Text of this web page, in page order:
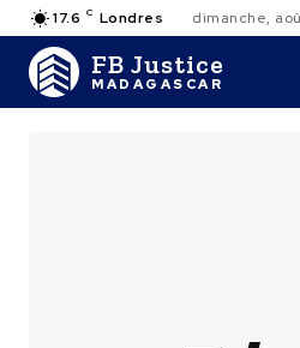
17.6 C Londres dimanche,
FB Justice
MADAGASCAR